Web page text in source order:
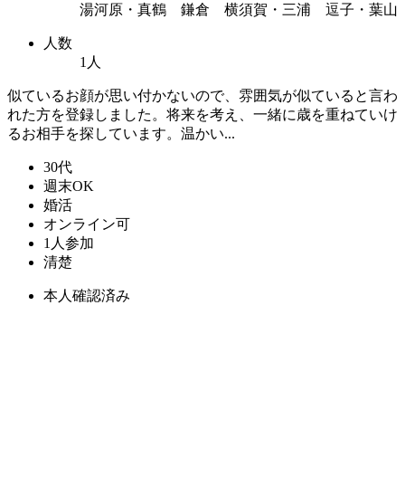
湯河原・真鶴 鎌倉 横須賀・三浦 逗子・葉山
人数
1人
似ているお顔が思い付かないので、雰囲気が似ていると言わ
れた方を登録しました。将来を考え、一緒に歳を重ねていけ
るお相手を探しています。温かい...
30代
週末OK
婚活
オンライン可
1人参加
清楚
本人確認済み